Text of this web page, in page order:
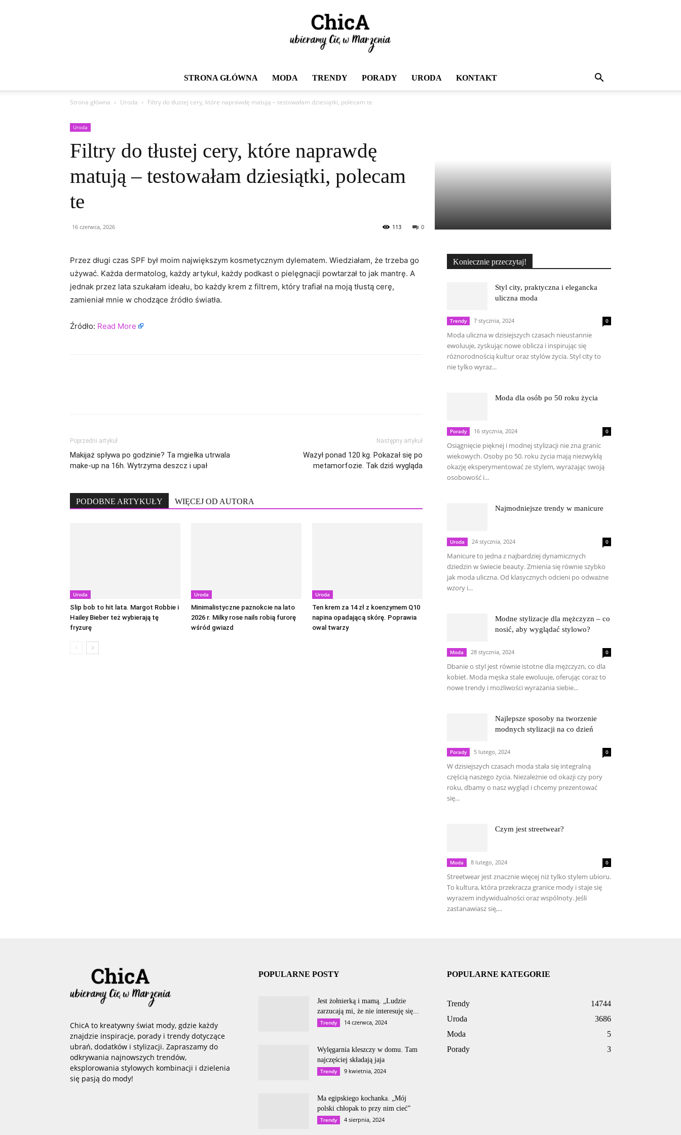
STRONA GŁÓWNA MODA TRENDY PORADY URODA KONTAKT
Strona główna Uroda Filtry do tłustej cery, które naprawdę matują – testowałam dziesiątki, polecam te
Uroda
Filtry do tłustej cery, które naprawdę
matują – testowałam dziesiątki, polecam
te
16 czerwca, 2026 0
113
Przez długi czas SPF był moim największym kosmetycznym dylematem. Wiedziałam, że trzeba go
używać. Każda dermatolog, każdy artykuł, każdy podkast o pielęgnacji powtarzał to jak mantrę. A
jednak przez lata szukałam ideału, bo każdy krem z filtrem, który trafiał na moją tłustą cerę,
zamieniał mnie w chodzące źródło światła.
Źródło: Read More
Poprzedni artykuł
Makijaż spływa po godzinie? Ta mgiełka utrwala
make-up na 16h. Wytrzyma deszcz i upał
Następny artykuł
Ważył ponad 120 kg. Pokazał się po
metamorfozie. Tak dziś wygląda
PODOBNE ARTYKUŁY WIĘCEJ OD AUTORA
Uroda
Slip bob to hit lata. Margot Robbie i
Hailey Bieber też wybierają tę
fryzurę
Uroda
Minimalistyczne paznokcie na lato
2026 r. Milky rose nails robią furorę
wśród gwiazd
Uroda
Ten krem za 14 zł z koenzymem Q10
napina opadającą skórę. Poprawia
owal twarzy
Koniecznie przeczytaj!
Styl city, praktyczna i elegancka
uliczna moda
Trendy 7 stycznia, 2024 0
Moda uliczna w dzisiejszych czasach nieustannie
ewoluuje, zyskując nowe oblicza i inspirując się
różnorodnością kultur oraz stylów życia. Styl city to
nie tylko wyraz...
Moda dla osób po 50 roku życia
Porady 16 stycznia, 2024 0
Osiągnięcie pięknej i modnej stylizacji nie zna granic
wiekowych. Osoby po 50. roku życia mają niezwykłą
okazję eksperymentować ze stylem, wyrażając swoją
osobowość i...
Najmodniejsze trendy w manicure
Uroda 24 stycznia, 2024 0
Manicure to jedna z najbardziej dynamicznych
dziedzin w świecie beauty. Zmienia się równie szybko
jak moda uliczna. Od klasycznych odcieni po odważne
wzory i...
Modne stylizacje dla mężczyzn – co
nosić, aby wyglądać stylowo?
Moda 28 stycznia, 2024 0
Dbanie o styl jest równie istotne dla mężczyzn, co dla
kobiet. Moda męska stale ewoluuje, oferując coraz to
nowe trendy i możliwości wyrażania siebie...
Najlepsze sposoby na tworzenie
modnych stylizacji na co dzień
Porady 5 lutego, 2024 0
W dzisiejszych czasach moda stała się integralną
częścią naszego życia. Niezależnie od okazji czy pory
roku, dbamy o nasz wygląd i chcemy prezentować
się...
Czym jest streetwear?
Moda 8 lutego, 2024 0
Streetwear jest znacznie więcej niż tylko stylem ubioru.
To kultura, która przekracza granice mody i staje się
wyrazem indywidualności oraz wspólnoty. Jeśli
zastanawiasz się,...
ChicA to kreatywny świat mody, gdzie każdy
znajdzie inspiracje, porady i trendy dotyczące
ubrań, dodatków i stylizacji. Zapraszamy do
odkrywania najnowszych trendów,
eksplorowania stylowych kombinacji i dzielenia
się pasją do mody!
POPULARNE POSTY
Jest żołnierką i mamą. „Ludzie
zarzucają mi, że nie interesuję się...
Trendy 14 czerwca, 2024
Wylęgarnia kleszczy w domu. Tam
najczęściej składają jaja
Trendy 9 kwietnia, 2024
Ma egipskiego kochanka. „Mój
polski chłopak to przy nim cieć”
Trendy 4 sierpnia, 2024
POPULARNE KATEGORIE
Trendy
14744
Uroda
3686
Moda
5
Porady
3